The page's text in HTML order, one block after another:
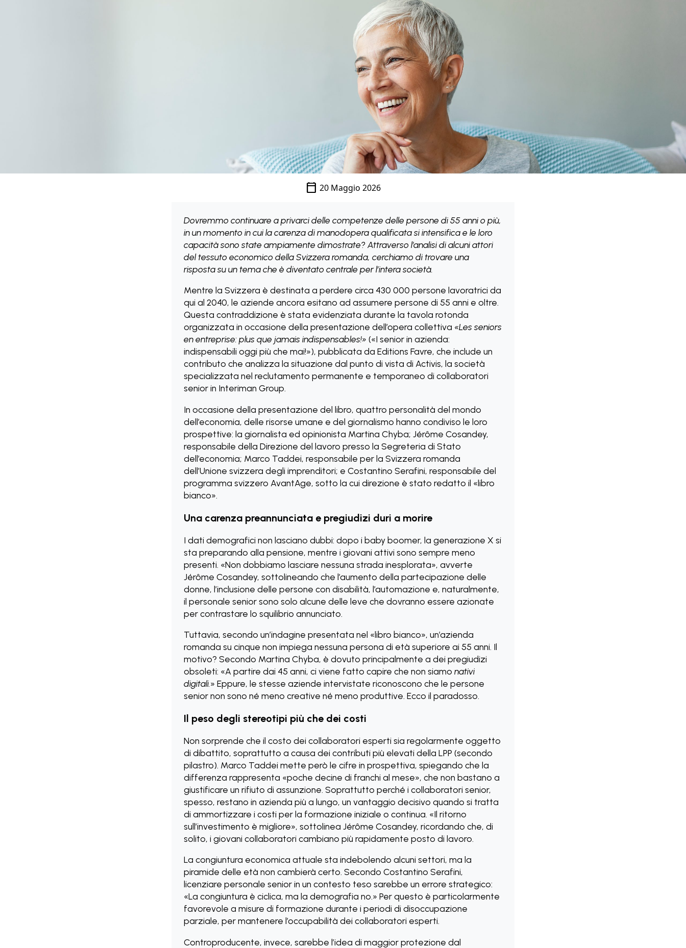
calendar_today 20 Maggio 2026
Dovremmo continuare a privarci delle competenze delle persone di 55 anni o più,
in un momento in cui la carenza di manodopera qualificata si intensifica e le loro
capacità sono state ampiamente dimostrate? Attraverso l’analisi di alcuni attori
del tessuto economico della Svizzera romanda, cerchiamo di trovare una
risposta su un tema che è diventato centrale per l’intera società.
Mentre la Svizzera è destinata a perdere circa 430 000 persone lavoratrici da
qui al 2040, le aziende ancora esitano ad assumere persone di 55 anni e oltre.
Questa contraddizione è stata evidenziata durante la tavola rotonda
organizzata in occasione della presentazione dell’opera collettiva «Les seniors
en entreprise: plus que jamais indispensables!» («I senior in azienda:
indispensabili oggi più che mai!»), pubblicata da Editions Favre, che include un
contributo che analizza la situazione dal punto di vista di Activis, la società
specializzata nel reclutamento permanente e temporaneo di collaboratori
senior in Interiman Group.
In occasione della presentazione del libro, quattro personalità del mondo
dell’economia, delle risorse umane e del giornalismo hanno condiviso le loro
prospettive: la giornalista ed opinionista Martina Chyba; Jérôme Cosandey,
responsabile della Direzione del lavoro presso la Segreteria di Stato
dell’economia; Marco Taddei, responsabile per la Svizzera romanda
dell’Unione svizzera degli imprenditori; e Costantino Serafini, responsabile del
programma svizzero AvantAge, sotto la cui direzione è stato redatto il «libro
bianco».
Una carenza preannunciata e pregiudizi duri a morire
I dati demografici non lasciano dubbi: dopo i baby boomer, la generazione X si
sta preparando alla pensione, mentre i giovani attivi sono sempre meno
presenti. «Non dobbiamo lasciare nessuna strada inesplorata», avverte
Jérôme Cosandey, sottolineando che l’aumento della partecipazione delle
donne, l’inclusione delle persone con disabilità, l’automazione e, naturalmente,
il personale senior sono solo alcune delle leve che dovranno essere azionate
per contrastare lo squilibrio annunciato.
Tuttavia, secondo un’indagine presentata nel «libro bianco», un’azienda
romanda su cinque non impiega nessuna persona di età superiore ai 55 anni. Il
motivo? Secondo Martina Chyba, è dovuto principalmente a dei pregiudizi
obsoleti: «A partire dai 45 anni, ci viene fatto capire che non siamo nativi
digitali.» Eppure, le stesse aziende intervistate riconoscono che le persone
senior non sono né meno creative né meno produttive. Ecco il paradosso.
Il peso degli stereotipi più che dei costi
Non sorprende che il costo dei collaboratori esperti sia regolarmente oggetto
di dibattito, soprattutto a causa dei contributi più elevati della LPP (secondo
pilastro). Marco Taddei mette però le cifre in prospettiva, spiegando che la
differenza rappresenta «poche decine di franchi al mese», che non bastano a
giustificare un rifiuto di assunzione. Soprattutto perché i collaboratori senior,
spesso, restano in azienda più a lungo, un vantaggio decisivo quando si tratta
di ammortizzare i costi per la formazione iniziale o continua. «Il ritorno
sull’investimento è migliore», sottolinea Jérôme Cosandey, ricordando che, di
solito, i giovani collaboratori cambiano più rapidamente posto di lavoro.
La congiuntura economica attuale sta indebolendo alcuni settori, ma la
piramide delle età non cambierà certo. Secondo Costantino Serafini,
licenziare personale senior in un contesto teso sarebbe un errore strategico:
«La congiuntura è ciclica, ma la demografia no.» Per questo è particolarmente
favorevole a misure di formazione durante i periodi di disoccupazione
parziale, per mantenere l’occupabilità dei collaboratori esperti.
Controproducente, invece, sarebbe l’idea di maggior protezione dal